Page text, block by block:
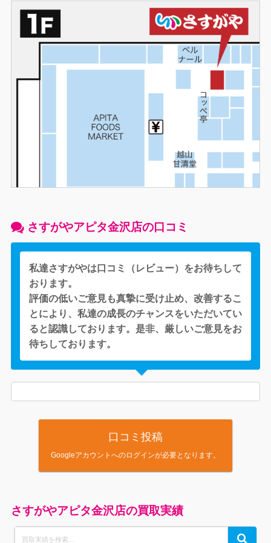
さすがやアピタ金沢店の口コミ
私達さすがやは口コミ（レビュー）をお待ちして
おります。
評価の低いご意見も真摯に受け止め、改善するこ
とにより、私達の成長のチャンスをいただいてい
ると認識しております。是非、厳しいご意見をお
待ちしております。
口コミ投稿
Googleアカウントへのログインが必要となります。
さすがやアピタ金沢店の買取実績
Search